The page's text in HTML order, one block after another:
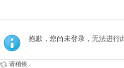
索
抱歉，您尚未登录，无法进行
请稍候...